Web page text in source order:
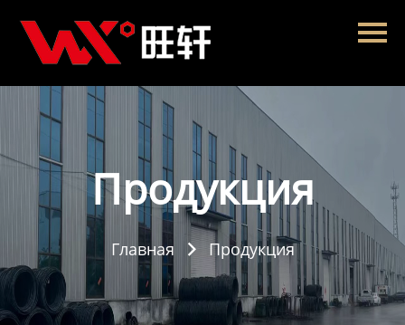
Главная
Продукция
Новости
О нас
Контакты Продукция
Главная  Продукция